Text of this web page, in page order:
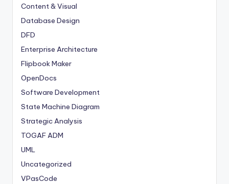
Content & Visual
Database Design
DFD
Enterprise Architecture
Flipbook Maker
OpenDocs
Software Development
State Machine Diagram
Strategic Analysis
TOGAF ADM
UML
Uncategorized
VPasCode